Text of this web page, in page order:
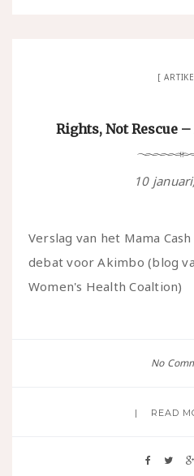
Rights, Not Rescue
10
Verslag van het Mama
debat voor Akimbo (blog
Women's Health Coaltion)
No
READ